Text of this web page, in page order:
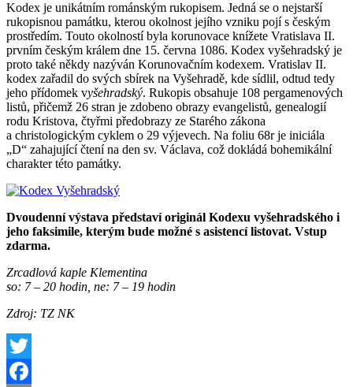
Kodex je unikátním románským rukopisem. Jedná se o nejstarší
rukopisnou památku, kterou okolnost jejího vzniku pojí s českým
prostředím. Touto okolností byla korunovace knížete Vratislava II.
prvním českým králem dne 15. června 1086. Kodex vyšehradský je
proto také někdy nazýván Korunovačním kodexem. Vratislav II.
kodex zařadil do svých sbírek na Vyšehradě, kde sídlil, odtud tedy
jeho přídomek vyšehradský. Rukopis obsahuje 108 pergamenových
listů, přičemž 26 stran je zdobeno obrazy evangelistů, genealogií
rodu Kristova, čtyřmi předobrazy ze Starého zákona
a christologickým cyklem o 29 výjevech. Na foliu 68r je iniciála
„D“ zahajující čtení na den sv. Václava, což dokládá bohemikální
charakter této památky.
Dvoudenní výstava představí originál Kodexu vyšehradského i
jeho faksimile, kterým bude možné s asistencí listovat. Vstup
zdarma.
Zrcadlová kaple Klementina
so: 7 – 20 hodin, ne: 7 – 19 hodin
Zdroj: TZ NK
Twitter